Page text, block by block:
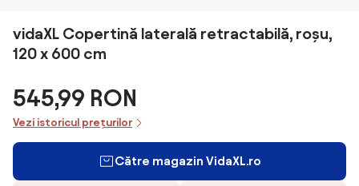
vidaXL Copertină laterală retractabilă, roșu,
120 x 600 cm
545,99 RON
Vezi istoricul prețurilor
Către magazin VidaXL.ro